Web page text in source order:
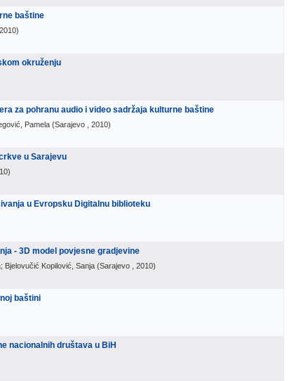
baštine
, 2010)
okruženju
za pohranu audio i video sadržaja kulturne baštine
Pamela (Sarajevo , 2010)
u Sarajevu
)
u Evropsku Digitalnu biblioteku
- 3D model povjesne gradjevine
Bjelovučić Kopilović, Sanja (Sarajevo , 2010)
baštini
nacionalnih društava u BiH